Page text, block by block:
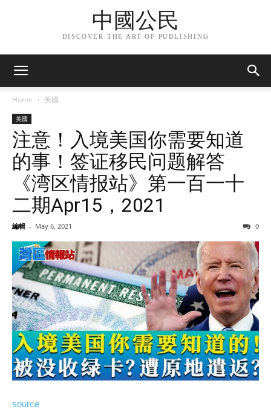
中國公民
DISCOVER THE ART OF PUBLISHING
Home 美國
美國
注意！入境美国你需要知道
的事！签证移民问题解答
《湾区情报站》第一百一十
二期Apr15，2021
編輯 - May 6, 2021 0
source